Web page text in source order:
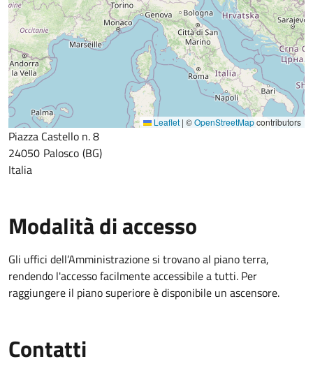
Leaflet | ©OpenStreetMapcontributors
Piazza Castello n. 8
24050 Palosco BG
Italia
Modalità di accesso
Gli uffici dell’Amministrazione si trovano al piano terra,
rendendo l'accesso facilmente accessibile a tutti. Per
raggiungere il piano superiore è disponibile un ascensore.
Contatti